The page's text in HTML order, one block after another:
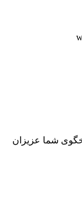
شما عزیزان